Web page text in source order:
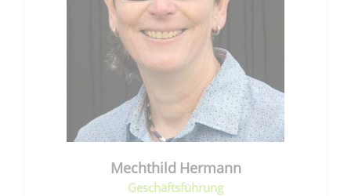
Mechthild Hermann
Geschäftsführung